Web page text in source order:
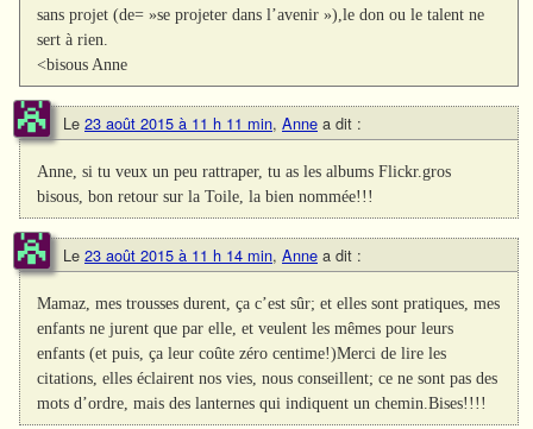
sans projet (de= »se projeter dans l’avenir »),le don ou le talent ne
sert à rien.
<bisous Anne
Le 23 août 2015 à 11 h 11 min, Anne a dit :
Anne, si tu veux un peu rattraper, tu as les albums Flickr.gros
bisous, bon retour sur la Toile, la bien nommée!!!
Le 23 août 2015 à 11 h 14 min, Anne a dit :
Mamaz, mes trousses durent, ça c’est sûr; et elles sont pratiques, mes
enfants ne jurent que par elle, et veulent les mêmes pour leurs
enfants (et puis, ça leur coûte zéro centime!)Merci de lire les
citations, elles éclairent nos vies, nous conseillent; ce ne sont pas des
mots d’ordre, mais des lanternes qui indiquent un chemin.Bises!!!!